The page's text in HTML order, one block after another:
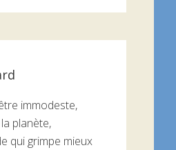
immodeste,
planète,
qui grimpe mieux